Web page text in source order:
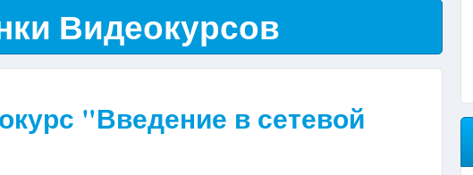
Видеокурсов
"Введение в сетевой